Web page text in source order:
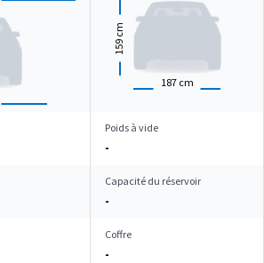
187 cm
159
cm
Poids à vide
-
Capacité du réservoir
-
Coffre
-